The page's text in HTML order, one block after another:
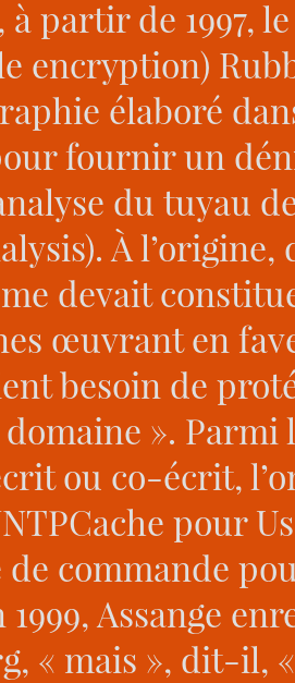
à partir de 1997,
encryption)
élaboré
fournir un
du tuyau
À l’origine,
devait
œuvrant en
besoin de
domaine ».
ou co-écrit,
pour
de commande
1999, Assange
« mais », dit-il,